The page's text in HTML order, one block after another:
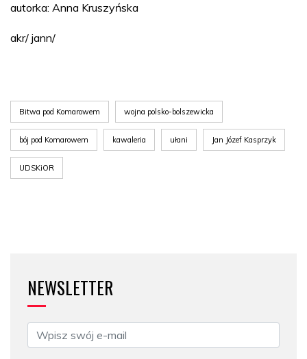
autorka: Anna Kruszyńska
akr/ jann/
Bitwa pod Komarowem wojna polsko-bolszewicka
bój pod Komarowem kawaleria ułani Jan Józef Kasprzyk
UDSKiOR
NEWSLETTER